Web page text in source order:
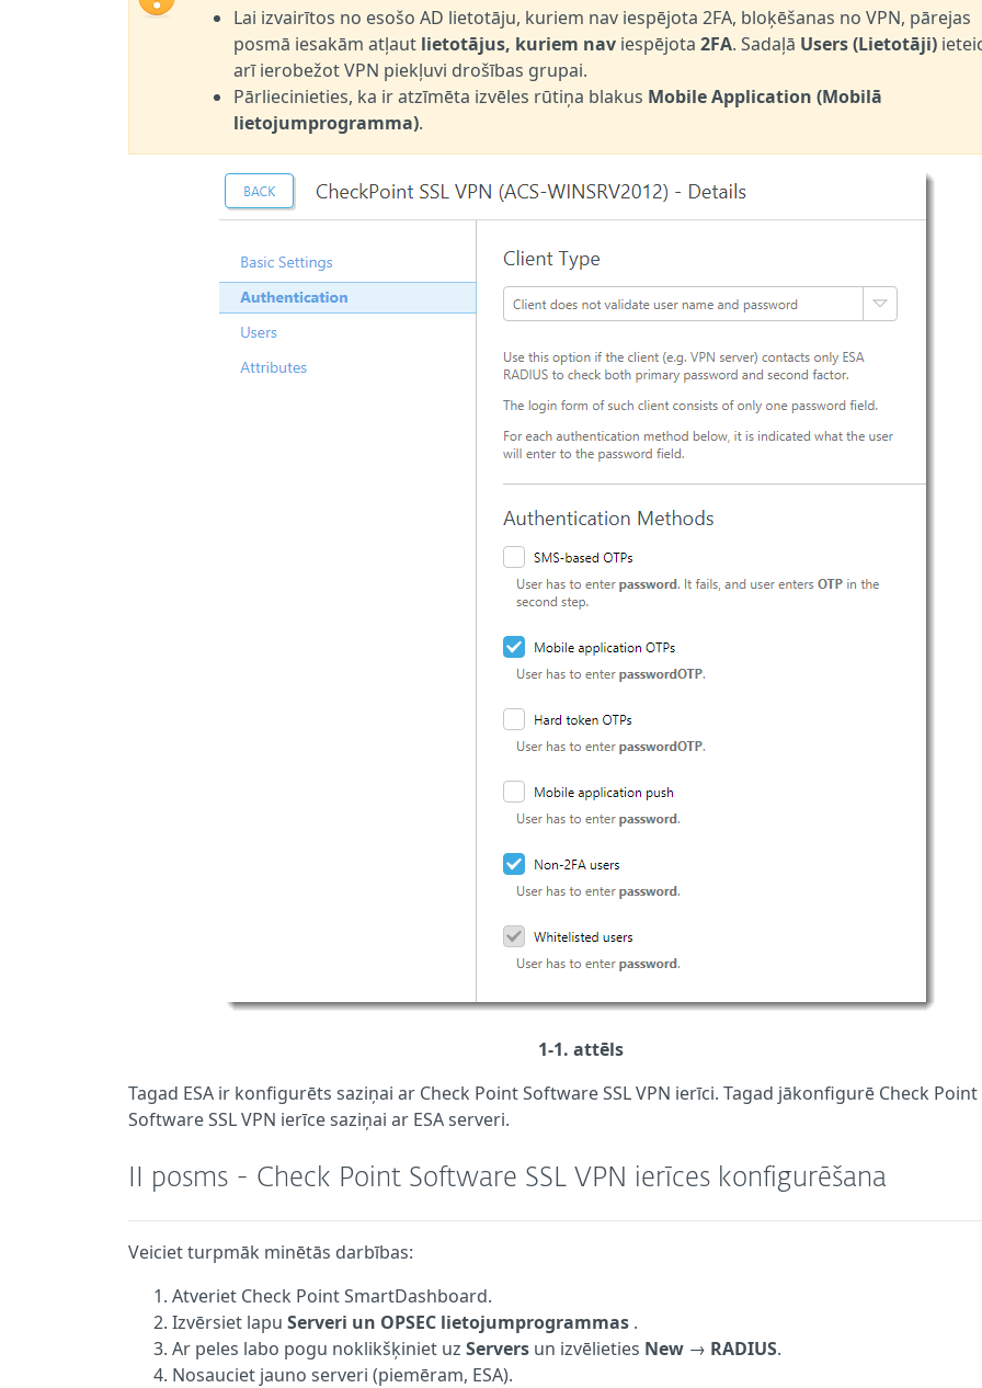
Lai izvairītos no esošo AD lietotāju, kuriem nav iespējota 2FA, bloķēšanas no VPN, pārejas
posmā iesakām atļaut lietotājus, kuriem nav iespējota 2FA. Sadaļā Users (Lietotāji)
arī ierobežot VPN piekļuvi drošības grupai.
Pārliecinieties, ka ir atzīmēta izvēles rūtiņa blakus Mobile Application (Mobilā
lietojumprogramma).
1-1. attēls
Tagad ESA ir konfigurēts saziņai ar Check Point Software SSL VPN ierīci. Tagad jākonfigurē Check Point
Software SSL VPN ierīce saziņai ar ESA serveri.
II posms - Check Point Software SSL VPN ierīces konfigurēšana
Veiciet turpmāk minētās darbības:
Atveriet Check Point SmartDashboard.
Izvērsiet lapu Serveri un OPSEC lietojumprogrammas .
Ar peles labo pogu noklikšķiniet uz Servers un izvēlieties New → RADIUS.
Nosauciet jauno serveri (piemēram, ESA).